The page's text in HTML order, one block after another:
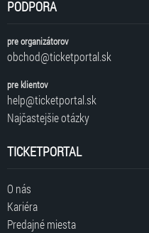
PODPORA
pre organizátorov
obchod@ticketportal.sk
pre klientov
help@ticketportal.sk
Najčastejšie otázky
TICKETPORTAL
O nás
Kariéra
Predajné miesta